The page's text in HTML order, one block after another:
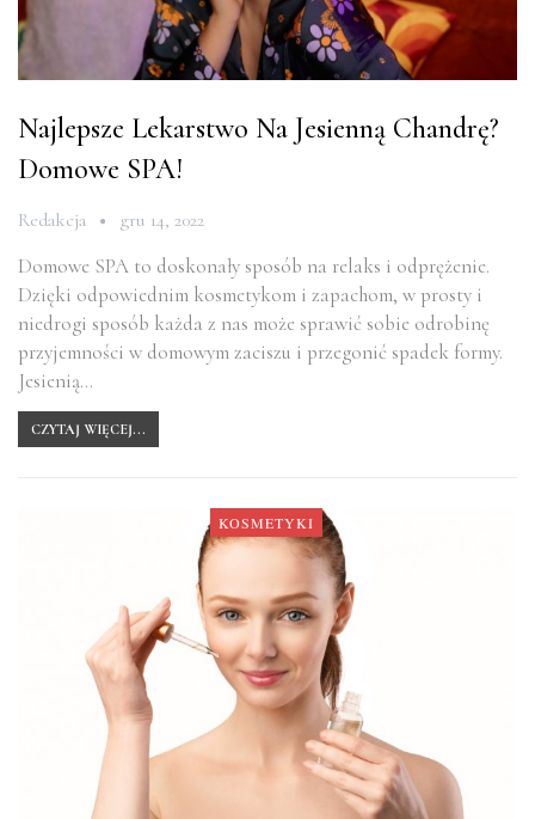
Najlepsze Lekarstwo Na Jesienną Chandrę?
Domowe SPA!
Redakcja gru 14, 2022
Domowe SPA to doskonały sposób na relaks i odprężenie.
Dzięki odpowiednim kosmetykom i zapachom, w prosty i
niedrogi sposób każda z nas może sprawić sobie odrobinę
przyjemności w domowym zaciszu i przegonić spadek formy.
Jesienią…
CZYTAJ WIĘCEJ...
KOSMETYKI